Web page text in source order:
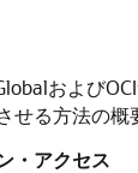
および
る方法の概
・アクセス